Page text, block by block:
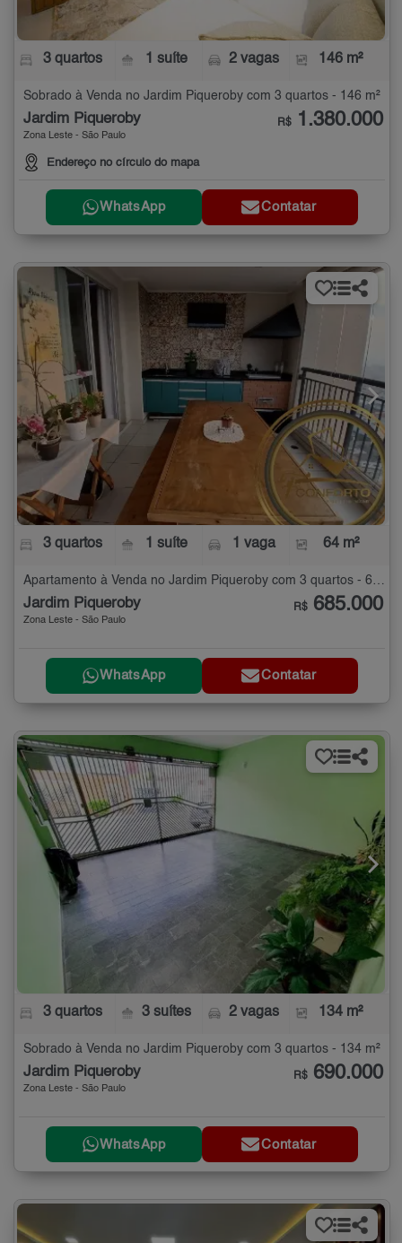
3 quartos 1 suíte 2 vagas 146 m²
Sobrado à Venda no Jardim Piqueroby com 3 quartos - 146 m²
Jardim Piqueroby
Zona Leste - São Paulo
Endereço no círculo do mapa
R$ 1.380.000
WhatsApp Contatar
3 quartos 1 suíte 1 vaga 64 m²
Jardim Piqueroby
Zona Leste - São Paulo
R$ 685.000
WhatsApp Contatar
3 quartos 3 suítes 2 vagas 134 m²
Sobrado à Venda no Jardim Piqueroby com 3 quartos - 134 m²
Jardim Piqueroby
Zona Leste - São Paulo
R$ 690.000
WhatsApp Contatar